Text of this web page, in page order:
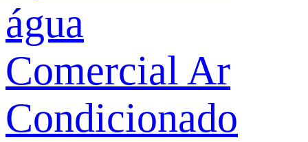
água
Comercial Ar
Condicionado